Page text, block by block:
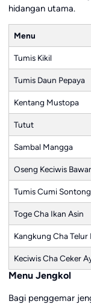
hidangan utama.
Menu
Tumis Kikil
Tumis Daun Pepaya
Kentang Mustopa
Tutut
Sambal Mangga
Oseng Keciwis
Tumis Cumi Sontong
Toge Cha Ikan Asin
Kangkung Cha Telur
Keciwis Cha Ceker
Menu Jengkol
Bagi penggemar